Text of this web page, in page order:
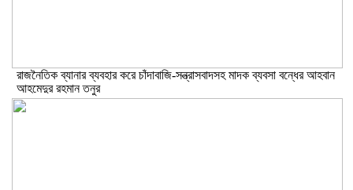
রাজনৈতিক ব্যানার ব্যবহার করে চাঁদাবাজি-সন্ত্রাসবাদসহ মাদক ব্যবসা বন্ধের আহবান
আহমেদুর রহমান তনুর